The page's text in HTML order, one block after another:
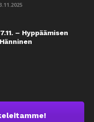
– Hyppäämisen